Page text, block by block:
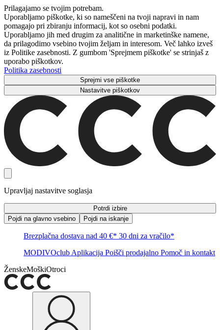
Prilagajamo se tvojim potrebam.
Uporabljamo piškotke, ki so nameščeni na tvoji napravi in ​​nam
pomagajo pri zbiranju informacij, kot so osebni podatki.
Uporabljamo jih med drugim za analitične in marketinške namene,
da prilagodimo vsebino tvojim željam in interesom. Več lahko izveš
iz Politike zasebnosti. Z gumbom 'Sprejmem piškotke' se strinjaš z
uporabo piškotkov.
Politika zasebnosti
Sprejmi vse piškotke
Nastavitve piškotkov
Upravljaj nastavitve soglasja
Potrdi izbire
Pojdi na glavno vsebino
Pojdi na iskanje
Brezplačna dostava nad 40 €* 30 dni za vračilo*
MODIVOclub Aplikacija Poišči prodajalno Pomoč in kontakt
ŽenskeMoškiOtroci